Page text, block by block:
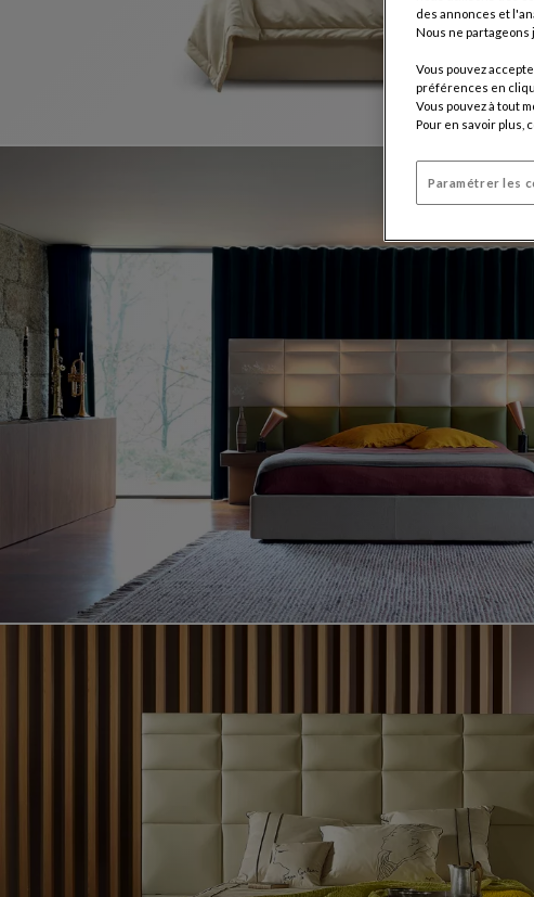
des annonces et
Nous ne partageons
Vous pouvez
préférences en
Vous pouvez à tout
Pour en savoir plus,
Paramétrer les